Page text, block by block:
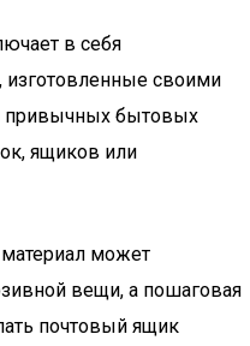
в себя
своими
привычных бытовых
ящиков или
может
вещи, а пошаговая
почтовый ящик